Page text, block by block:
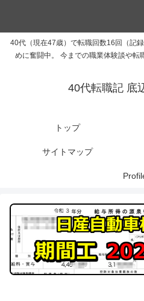
40代（現在47歳）で転職回数16回（記
めに奮闘中。 今までの職業体験談や転
40代転職記 底
トップ
サイトマップ